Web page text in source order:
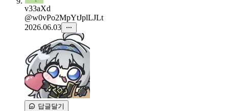
v33aXd
@w0vPo2MpYtJplLJLt
2026.06.03
답글달기